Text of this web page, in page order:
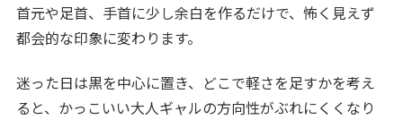
首元や足首、手首に少し余白を作るだけで、怖く見えず
都会的な印象に変わります。
迷った日は黒を中心に置き、どこで軽さを足すかを考え
ると、かっこいい大人ギャルの方向性がぶれにくくなり